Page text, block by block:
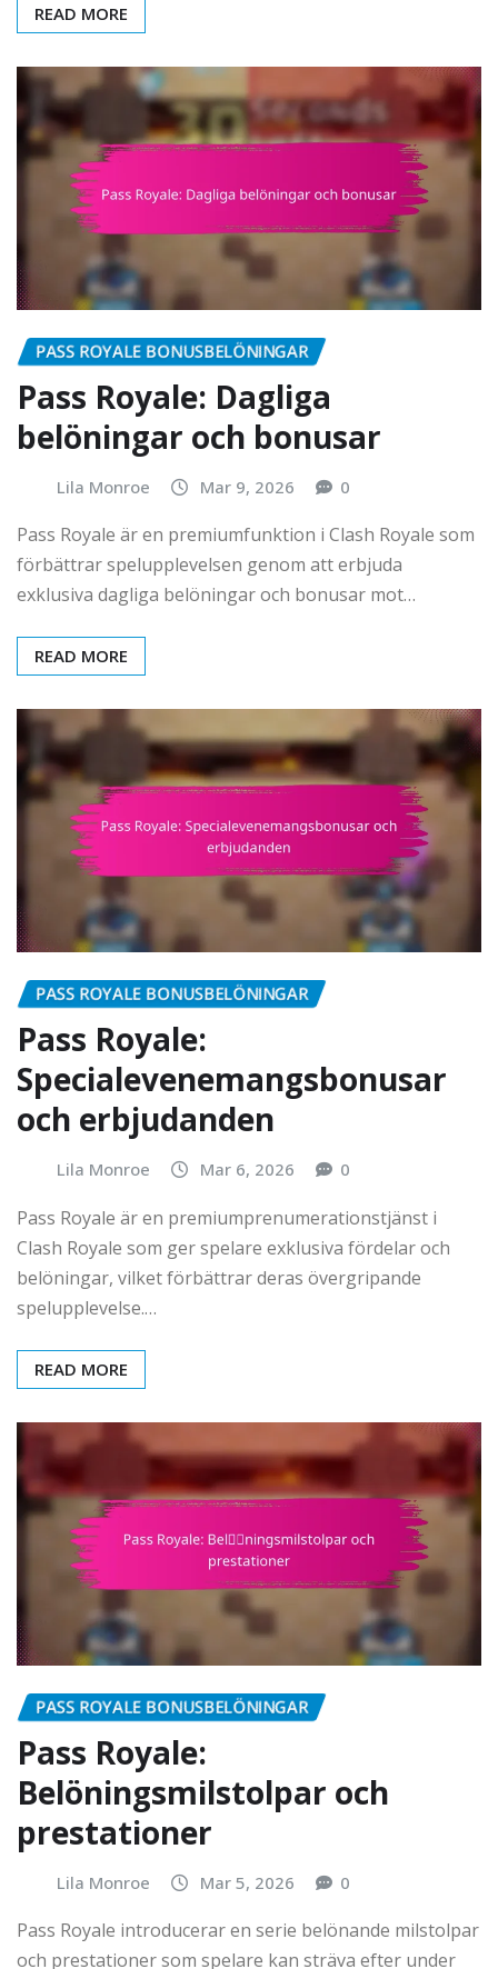
READ MORE
PASS ROYALE BONUSBELÖNINGAR
Pass Royale: Dagliga
belöningar och bonusar
Lila Monroe Mar 9, 2026 0
Pass Royale är en premiumfunktion i Clash Royale som
förbättrar spelupplevelsen genom att erbjuda
exklusiva dagliga belöningar och bonusar mot…
READ MORE
PASS ROYALE BONUSBELÖNINGAR
Pass Royale:
Specialevenemangsbonusar
och erbjudanden
Lila Monroe Mar 6, 2026 0
Pass Royale är en premiumprenumerationstjänst i
Clash Royale som ger spelare exklusiva fördelar och
belöningar, vilket förbättrar deras övergripande
spelupplevelse.…
READ MORE
PASS ROYALE BONUSBELÖNINGAR
Pass Royale:
Belöningsmilstolpar och
prestationer
Lila Monroe Mar 5, 2026 0
Pass Royale introducerar en serie belönande milstolpar
och prestationer som spelare kan sträva efter under